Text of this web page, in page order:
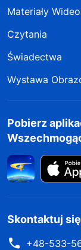
Materiały Wideo
Czytania
Świadectwa
Wystawa
Pobierz
Skontaktuj
+48-533-